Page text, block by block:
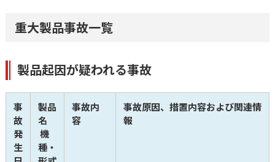
重大製品事故一覧
製品起因が疑われる事故
事
故
発
生
製品
名
種・
事故内
容
事故原因、措置内容および関連情
報